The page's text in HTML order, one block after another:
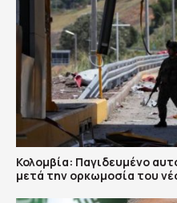
Κολομβία: Παγιδευμένο
μετά την ορκωμοσία του